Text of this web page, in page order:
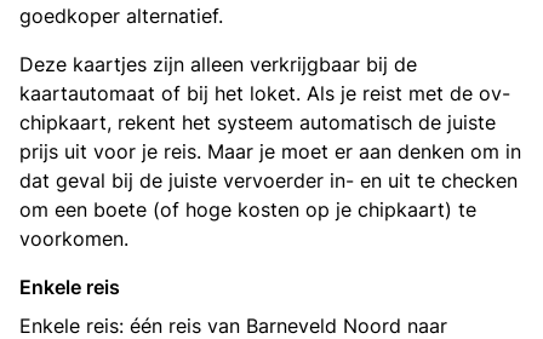
goedkoper alternatief.
Deze kaartjes zijn alleen verkrijgbaar bij de
kaartautomaat of bij het loket. Als je reist met de ov-
chipkaart, rekent het systeem automatisch de juiste
prijs uit voor je reis. Maar je moet er aan denken om in
dat geval bij de juiste vervoerder in- en uit te checken
om een boete (of hoge kosten op je chipkaart) te
voorkomen.
Enkele reis
Enkele reis: één reis van Barneveld Noord naar